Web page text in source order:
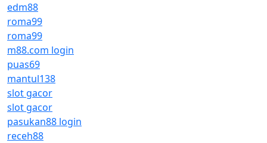
edm88
roma99
roma99
m88.com login
puas69
mantul138
slot gacor
slot gacor
pasukan88 login
receh88